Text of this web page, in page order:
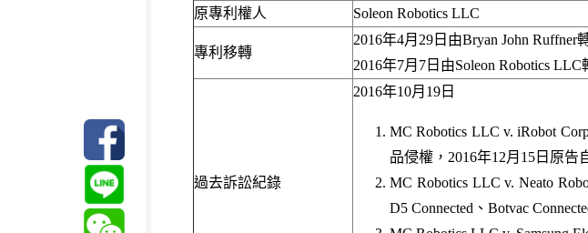
原專利權人
Soleon Robotics LLC
專利移轉
2016年4月29日由Bryan John Ruffner
2016年7月7日由Soleon Robotics
過去訴訟紀錄
2016年10月19日
MC Robotics LLC v. iRobot
品侵權，2016年12月15日原告
MC Robotics LLC v. Neato
D5 Connected、Botvac